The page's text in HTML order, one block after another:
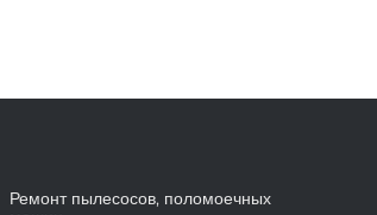
Ремонт пылесосов, поломоечных